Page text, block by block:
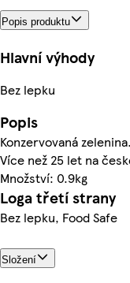
Popis produktu
Hlavní výhody
Bez lepku
Popis
Konzervovaná
Více než 25 let na
Množství: 0.9kg
Loga třetí strany
Bez lepku, Food Safe
Složení